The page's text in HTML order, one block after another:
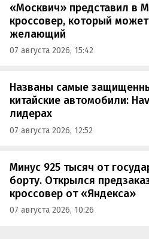
«Москвич» представил в
кроссовер, который
желающий
07 августа 2026, 15:42
Названы самые
китайские автомобили:
лидерах
07 августа 2026, 12:52
Минус 925 тысяч от
борту. Открылся
кроссовер от «Яндекса»
07 августа 2026, 10:26